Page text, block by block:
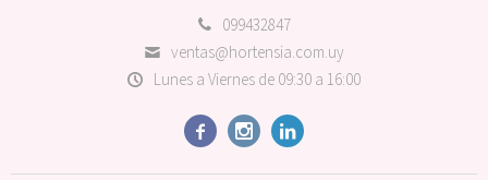
099432847
ventas@hortensia.com.uy
Lunes a Viernes de 09:30 a 16:00
  